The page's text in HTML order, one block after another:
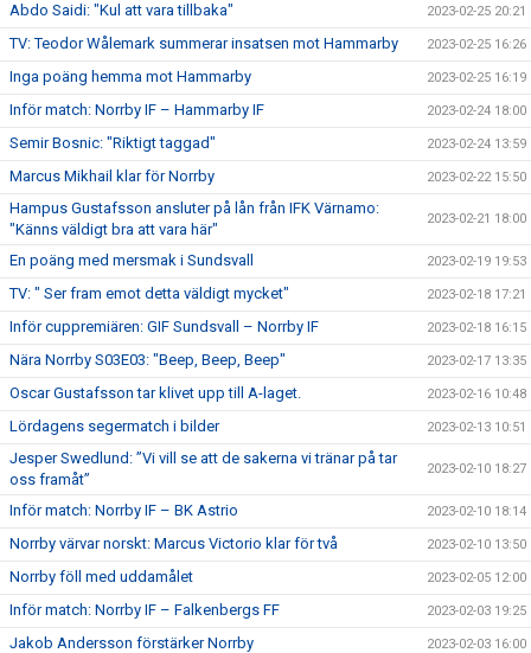
Abdo Saidi: "Kul att vara tillbaka" 2023-02-25 20:21
TV: Teodor Wålemark summerar insatsen mot Hammarby 2023-02-25 16:26
Inga poäng hemma mot Hammarby 2023-02-25 16:19
Inför match: Norrby IF – Hammarby IF 2023-02-24 18:00
Semir Bosnic: "Riktigt taggad" 2023-02-24 13:59
Marcus Mikhail klar för Norrby 2023-02-22 15:50
Hampus Gustafsson ansluter på lån från IFK Värnamo:
"Känns väldigt bra att vara här"
2023-02-21 18:00
En poäng med mersmak i Sundsvall 2023-02-19 19:53
TV: " Ser fram emot detta väldigt mycket" 2023-02-18 17:21
Inför cuppremiären: GIF Sundsvall – Norrby IF 2023-02-18 16:15
Nära Norrby S03E03: "Beep, Beep, Beep" 2023-02-17 13:35
Oscar Gustafsson tar klivet upp till A-laget. 2023-02-16 10:48
Lördagens segermatch i bilder 2023-02-13 10:51
Jesper Swedlund: ”Vi vill se att de sakerna vi tränar på tar
oss framåt”
2023-02-10 18:27
Inför match: Norrby IF – BK Astrio 2023-02-10 18:14
Norrby värvar norskt: Marcus Victorio klar för två 2023-02-10 13:50
Norrby föll med uddamålet 2023-02-05 12:00
Inför match: Norrby IF – Falkenbergs FF 2023-02-03 19:25
Jakob Andersson förstärker Norrby 2023-02-03 16:00